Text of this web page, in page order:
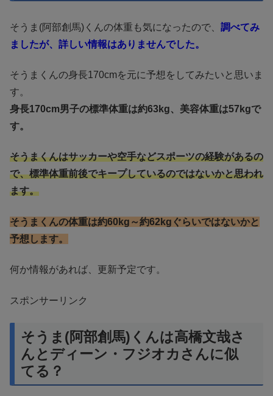
そうま(阿部創馬)くんの体重も気になったので、 調べてみ
ましたが、詳しい情報はありませんでした。
そうまくんの身長170cmを元に予想をしてみたいと思いま
す。
身長170cm男子の標準体重は約63kg、美容体重は57kgで
す。
そうまくんはサッカーや空手などスポーツの経験があるの
で、標準体重前後でキープしているのではないかと思われ
ます。
そうまくんの体重は約60kg～約62kgぐらいではないかと
予想します。
何か情報があれば、更新予定です。
スポンサーリンク
そうま(阿部創馬)くんは高橋文哉さ
んとディーン・フジオカさんに似
てる？